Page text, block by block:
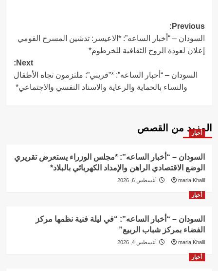
Post
navigation
Previous:
السودان – “أخبار الساعه”: *الاعيسر: تدشين المسرح القومي
إعلان لعودة الروح الثقافية للخرطوم*
Next:
السودان – “أخبار الساعه”: *”فريني”: ملتزمون تجاه الأطفال
والنساء بالحماية والرعاية والاسناد النفسي والاجتماعي*
المزيد من القصص
أخبار
السودان – “أخبار الساعه”: *مجلس الوزراء يستعرض تقريري
الوضع الاقتصادي الراهن والإمداد الكهربائي بالبلاد*
maria Khalil أغسطس 6, 2026
أخبار
السودان – “أخبار الساعه”: “في ليلة فنية نظمها مركز
الفضاء بمركز شباب الربيع”
maria Khalil أغسطس 4, 2026
أخبار